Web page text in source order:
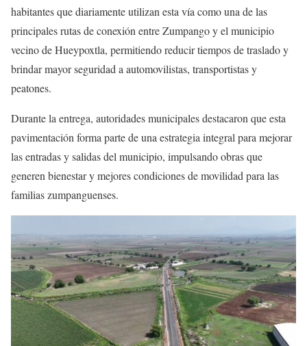
habitantes que diariamente utilizan esta vía como una de las
principales rutas de conexión entre Zumpango y el municipio
vecino de Hueypoxtla, permitiendo reducir tiempos de traslado y
brindar mayor seguridad a automovilistas, transportistas y
peatones.
Durante la entrega, autoridades municipales destacaron que esta
pavimentación forma parte de una estrategia integral para mejorar
las entradas y salidas del municipio, impulsando obras que
generen bienestar y mejores condiciones de movilidad para las
familias zumpanguenses.